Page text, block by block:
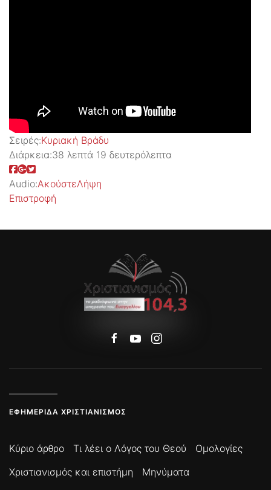
Σειρές:Kυριακή Βράδυ
Διάρκεια:38 λεπτά 19 δευτερόλεπτα
Audio:ΑκούστεΛήψη
Επιστροφή
ΕΦΗΜΕΡΊΔΑ ΧΡΙΣΤΙΑΝΙΣΜΌΣ
Κύριο άρθρο Τι λέει ο Λόγος του Θεού
Ομολογίες
Χριστιανισμός και επιστήμη
Μηνύματα